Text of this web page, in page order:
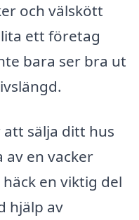
och välskött
ett företag
bara ser bra ut
sälja ditt hus
en vacker
en viktig del
hjälp av